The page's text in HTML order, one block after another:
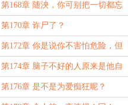
第168章 随泱，你可别把一切都忘
自己身上揽
第170章 诈尸了？
第172章 你是说你不害怕危险，但
我害怕？
第174章 脑子不好的人原来是他自
己！
第176章 是不是为爱痴狂呢？